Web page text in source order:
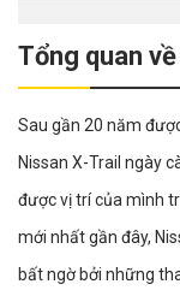
Tổng quan
Sau gần 20 năm
Nissan X-Trail ngày
được vị trí của mình
mới nhất gần đây,
bất ngờ bởi những